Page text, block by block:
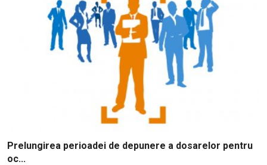
Prelungirea perioadei de depunere a dosarelor pentru
oc...